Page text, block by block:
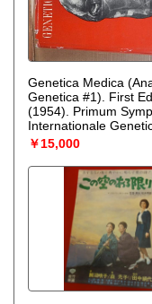
Genetica Medica
Genetica #1). First
(1954). Primum
Internationale
Medicae. Instituto
Mendel. Analecta
Roma 1954.
Genetica, #1)
Primum Symposium
Internationale
Medicae (First
Symposium on Medical
Genetics) (Author)
Gedda (Editor)
￥15,000